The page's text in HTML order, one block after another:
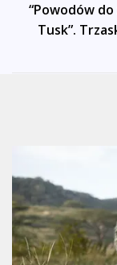
“Powodów
Tusk”.